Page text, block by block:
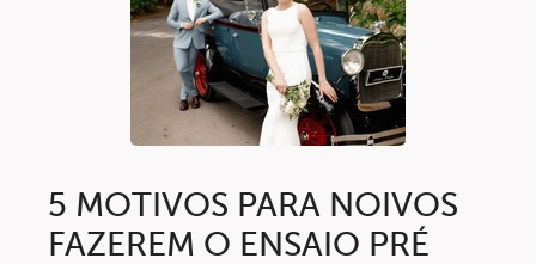
5 MOTIVOS PARA NOIVOS
FAZEREM O ENSAIO PRÉ